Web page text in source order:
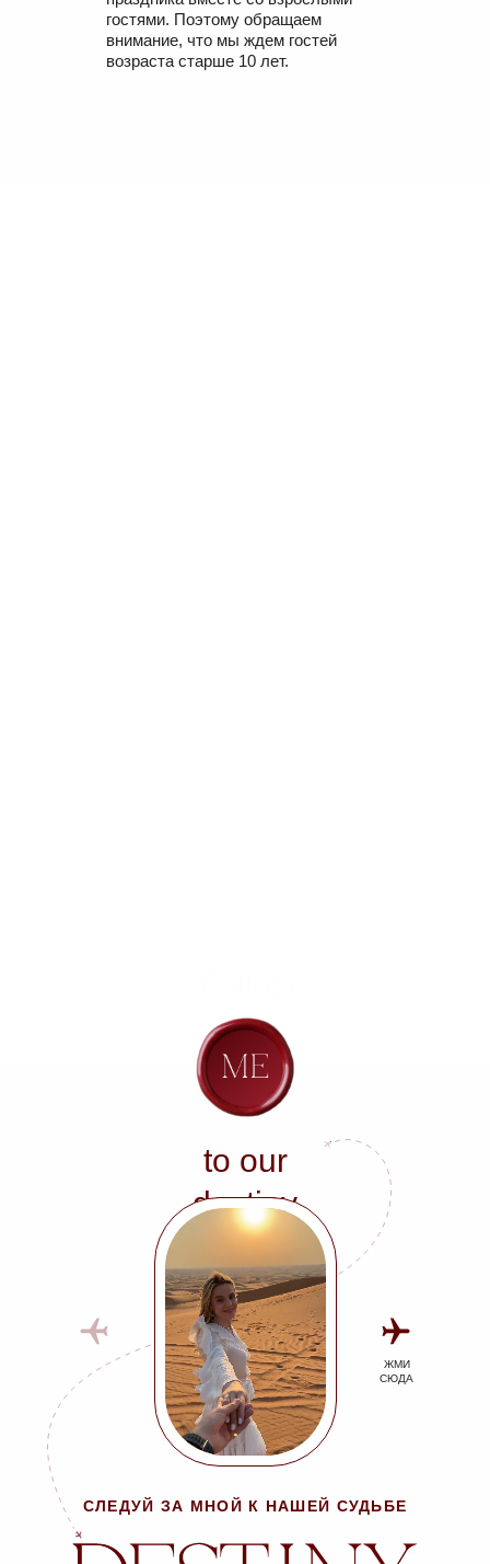
гостями. Поэтому обращаем
внимание, что мы ждем гостей
возраста старше 10 лет.
to our
destiny
ЖМИ
СЮДА
СЛЕДУЙ ЗА МНОЙ К НАШЕЙ СУДЬБЕ